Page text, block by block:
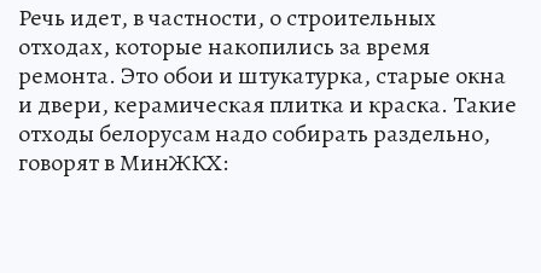
Речь идет, в частности, о строительных
отходах, которые накопились за время
ремонта. Это обои и штукатурка, старые окна
и двери, керамическая плитка и краска. Такие
отходы белорусам надо собирать раздельно,
говорят в МинЖКХ: